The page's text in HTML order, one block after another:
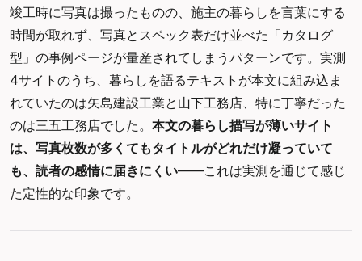
竣工時に写真は撮ったものの、施主の暮らしを言葉にする
時間が取れず、写真とスペック表だけ並べた「カタログ
型」の事例ページが量産されてしまうパターンです。実測
4サイトのうち、暮らしを語るテキストが本文に組み込ま
れていたのは矢島建設工業と山下工務店、特に丁寧だった
のは三五工務店でした。 本文の暮らし描写が薄いサイト
は、写真枚数が多くてもタイトルがどれだけ凝っていて
も、読者の感情に届きにくい——これは実測を通じて感じ
た定性的な印象です。